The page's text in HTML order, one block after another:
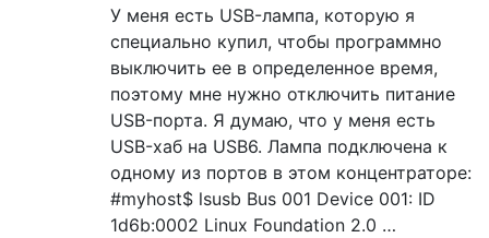
У меня есть USB-лампа, которую я
специально купил, чтобы программно
выключить ее в определенное время,
поэтому мне нужно отключить питание
USB-порта. Я думаю, что у меня есть
USB-хаб на USB6. Лампа подключена к
одному из портов в этом концентраторе:
#myhost$ lsusb Bus 001 Device 001: ID
1d6b:0002 Linux Foundation 2.0 …